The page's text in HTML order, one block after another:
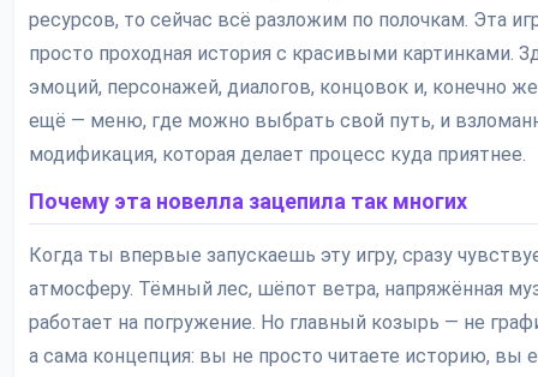
ресурсов, то сейчас всё разложим по полочкам. Эта
просто проходная история с красивыми картинками.
эмоций, персонажей, диалогов, концовок и, конечно
ещё — меню, где можно выбрать свой путь, и
модификация, которая делает процесс куда приятнее.
Почему эта новелла зацепила так многих
Когда ты впервые запускаешь эту игру, сразу
атмосферу. Тёмный лес, шёпот ветра, напряжённая
работает на погружение. Но главный козырь — не
а сама концепция: вы не просто читаете историю, вы